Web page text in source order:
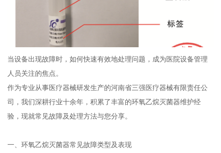
当设备出现故障时，如何快速有效地处理问题，成为医院设备管理
人员关注的焦点。
作为专业从事医疗器械研发生产的河南省三强医疗器械有限责任公
司，我们深耕行业十余年，积累了丰富的环氧乙烷灭菌器维护经
验，现就常见故障及处理方法与您分享。
一、环氧乙烷灭菌器常见故障类型及表现